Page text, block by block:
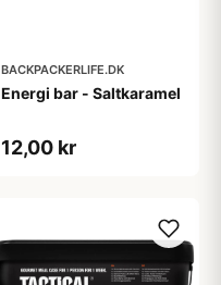
BACKPACKERLIFE.DK
Energi bar - Saltkaramel
12,00 kr